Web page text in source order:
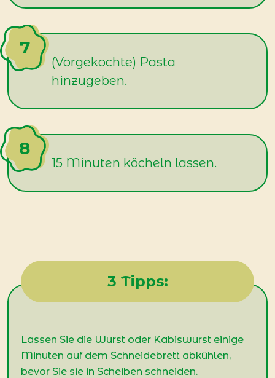
(Vorgekochte) Pasta
hinzugeben.
15 Minuten köcheln lassen.
3 Tipps:
Lassen Sie die Wurst oder Kabiswurst einige
Minuten auf dem Schneidebrett abkühlen,
bevor Sie sie in Scheiben schneiden.